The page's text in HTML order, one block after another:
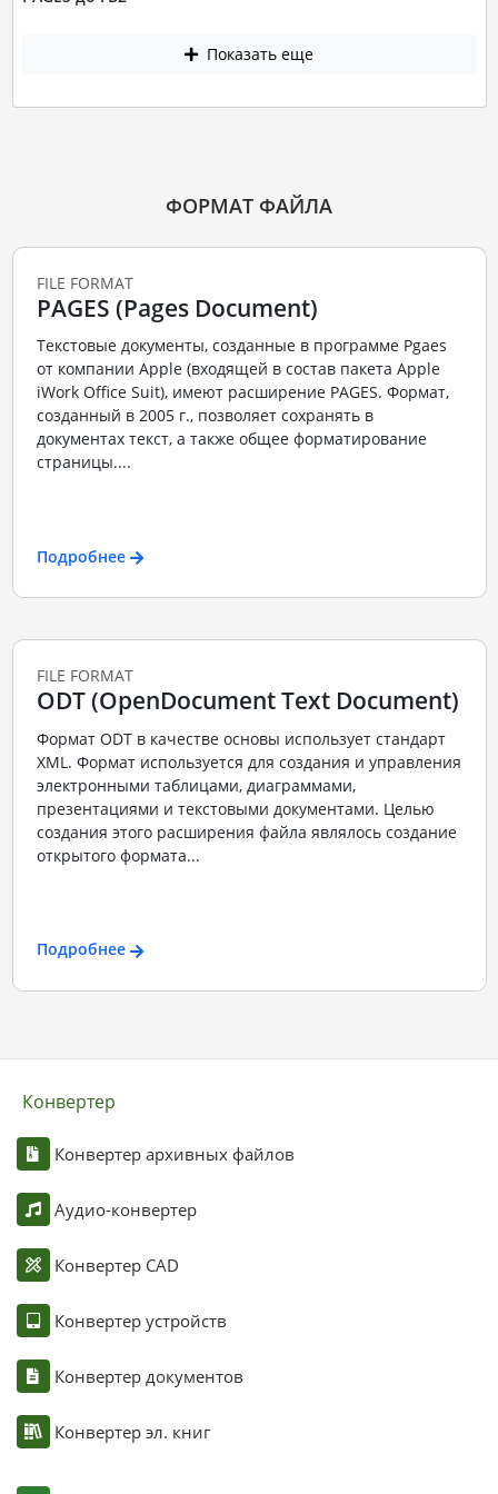
Показать еще
ФОРМАТ ФАЙЛА
FILE FORMAT
PAGES (Pages Document)
Текстовые документы, созданные в программе Pgaes
от компании Apple (входящей в состав пакета Apple
iWork Office Suit), имеют расширение PAGES. Формат,
созданный в 2005 г., позволяет сохранять в
документах текст, а также общее форматирование
страницы....
Подробнее
FILE FORMAT
ODT (OpenDocument Text Document)
Формат ODT в качестве основы использует стандарт
XML. Формат используется для создания и управления
электронными таблицами, диаграммами,
презентациями и текстовыми документами. Целью
создания этого расширения файла являлось создание
открытого формата...
Подробнее
Конвертер
Конвертер архивных файлов
Аудио-конвертер
Конвертер CAD
Конвертер устройств
Конвертер документов
Конвертер эл. книг